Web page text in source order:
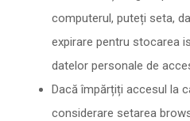
computerul, puteți seta,
expirare pentru stocarea
datelor personale de
Dacă împărțiți accesul la
considerare setarea